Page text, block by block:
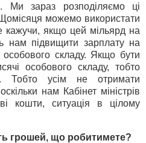
Ми зараз розподіляємо ці
можемо використати
якщо цей мільярд на
нам підвищити зарплату на
особового складу. Якщо бути
особового складу, тобто
Тобто усім не отримати
нам Кабінет міністрів
кошти, ситуація в цілому
грошей, що робитимете?